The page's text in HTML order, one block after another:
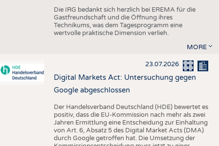
Die IRG bedankt sich herzlich bei EREMA für die
Gastfreundschaft und die Öffnung ihres
Technikums, was dem Tagesprogramm eine
wertvolle praktische Dimension verlieh.
MORE
23.07.2026
Digital Markets Act: Untersuchung gegen
Google abgeschlossen
Der Handelsverband Deutschland (HDE) bewertet es
positiv, dass die EU-Kommission nach mehr als zwei
Jahren Ermittlung eine Entscheidung zur Einhaltung
von Art. 6, Absatz 5 des Digital Market Acts (DMA)
durch Google getroffen hat. Die Umsetzung der